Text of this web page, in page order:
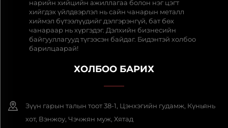
нарийн хийцийн ажиллагаа болон нэг цэгт
хийгдэх үйлдвэрлэл нь сайн чанарын металл
хиймэл бүтээлүүдийг дэлгэрэнгүй, бат бөх
чанараар нь хүргэдэг. Дэлхийн бизнесийн
байгууллагууд түгээсэн байдаг. Бидэнтэй холбоо
барилцаарай!
ХОЛБОО БАРИХ
Зүүн гарын талын тоот 38-1, Цэнхэгийн гудамж, Күньянь
хот, Вэнжоу, Чэчжян муж, Хятад